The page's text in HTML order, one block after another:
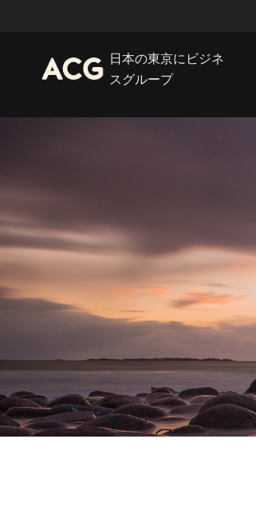
日本の東京にビジネ
スグループ